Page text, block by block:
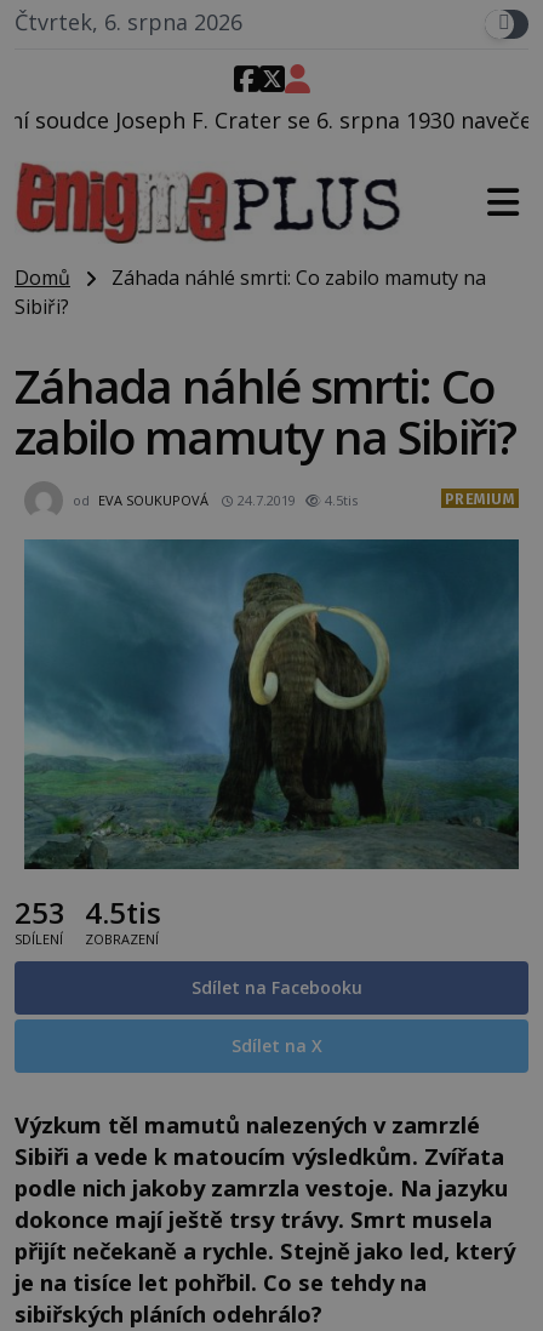
Čtvrtek, 6. srpna 2026
se 6. srpna 1930 navečeří ve své oblíbené
Domů
Záhada náhlé smrti: Co zabilo mamuty na
Sibiři?
Záhada náhlé smrti: Co
zabilo mamuty na Sibiři?
od EVA SOUKUPOVÁ 24.7.2019 4.5tis PREMIUM
253
SDÍLENÍ
4.5tis
ZOBRAZENÍ
Sdílet na Facebooku
Sdílet na X
Výzkum těl mamutů nalezených v zamrzlé
Sibiři a vede k matoucím výsledkům. Zvířata
podle nich jakoby zamrzla vestoje. Na jazyku
dokonce mají ještě trsy trávy. Smrt musela
přijít nečekaně a rychle. Stejně jako led, který
je na tisíce let pohřbil. Co se tehdy na
sibiřských pláních odehrálo?